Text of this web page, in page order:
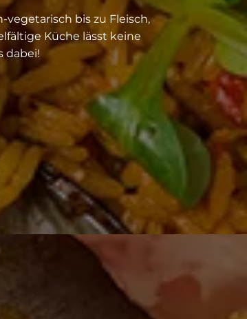
vegetarisch bis zu Fleisch,
Küche lässt keine
dabei!